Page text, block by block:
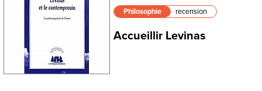
Philosophie recension
Accueillir Levinas